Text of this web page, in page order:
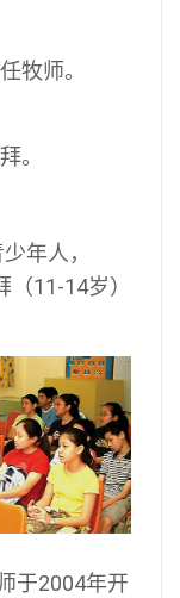
牧师。
。
年人，
11-14岁）
于2004年开